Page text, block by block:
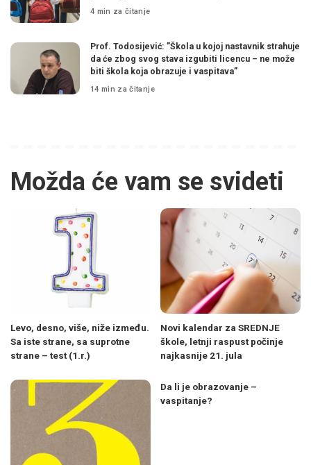
4 min za čitanje
Prof. Todosijević: ”Škola u kojoj nastavnik strahuje
da će zbog svog stava izgubiti licencu – ne može
biti škola koja obrazuje i vaspitava”
14 min za čitanje
Možda će vam se svideti
Levo, desno, više, niže između.
Sa iste strane, sa suprotne
strane – test (1.r.)
Novi kalendar za SREDNJE
škole, letnji raspust počinje
najkasnije 21. jula
Da li je obrazovanje –
vaspitanje?